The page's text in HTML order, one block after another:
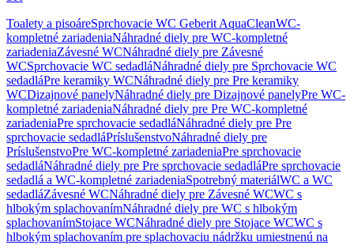
Toalety a pisoáreSprchovacie WC Geberit AquaCleanWC-
kompletné zariadeniaNáhradné diely pre WC-kompletné
zariadeniaZávesné WCNáhradné diely pre Závesné
WCSprchovacie WC sedadláNáhradné diely pre Sprchovacie WC
sedadláPre keramiky WCNáhradné diely pre Pre keramiky
WCDizajnové panelyNáhradné diely pre Dizajnové panelyPre WC-
kompletné zariadeniaNáhradné diely pre Pre WC-kompletné
zariadeniaPre sprchovacie sedadláNáhradné diely pre Pre
sprchovacie sedadláPríslušenstvoNáhradné diely pre
PríslušenstvoPre WC-kompletné zariadeniaPre sprchovacie
sedadláNáhradné diely pre Pre sprchovacie sedadláPre sprchovacie
sedadlá a WC-kompletné zariadeniaSpotrebný materiálWC a WC
sedadláZávesné WCNáhradné diely pre Závesné WCWC s
hlbokým splachovanímNáhradné diely pre WC s hlbokým
splachovanímStojace WCNáhradné diely pre Stojace WCWC s
hlbokým splachovaním pre splachovaciu nádržku umiestnenú na